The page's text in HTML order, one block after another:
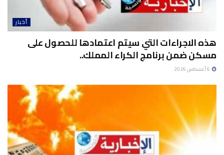
أخبار
هذه الاجراءات التي سيتم اعتمادها للحصول على
مسكن ضمن برنامج الكراء المملك..